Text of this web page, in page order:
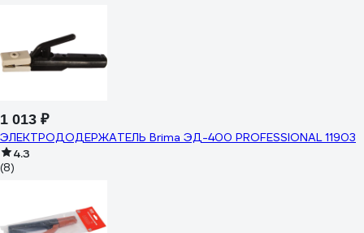
1 013 ₽
ЭЛЕКТРОДОДЕРЖАТЕЛЬ Brima ЭД-400 PROFESSIONAL 11903
4.3
(8)